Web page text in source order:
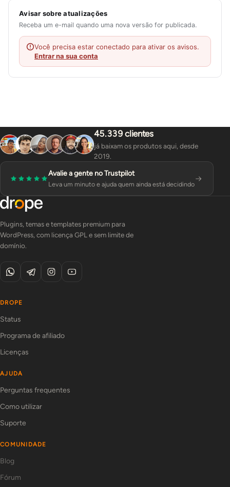
Avisar sobre atualizações
Receba um e-mail quando uma nova versão for publicada.
Você precisa estar conectado para ativar os avisos.
Entrar na sua conta
45.339 clientes
já baixam os produtos aqui, desde
2019.
Avalie a gente no Trustpilot
Leva um minuto e ajuda quem ainda está decidindo
Plugins, temas e templates premium para
WordPress, com licença GPL e sem limite de
domínio.
DROPE
Status
Programa de afiliado
Licenças
AJUDA
Perguntas frequentes
Como utilizar
Suporte
COMUNIDADE
Blog
Fórum